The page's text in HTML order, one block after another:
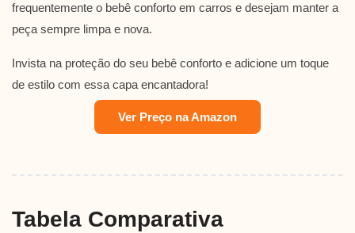
frequentemente o bebê conforto em carros e desejam manter a
peça sempre limpa e nova.
Invista na proteção do seu bebê conforto e adicione um toque
de estilo com essa capa encantadora!
Ver Preço na Amazon
Tabela Comparativa